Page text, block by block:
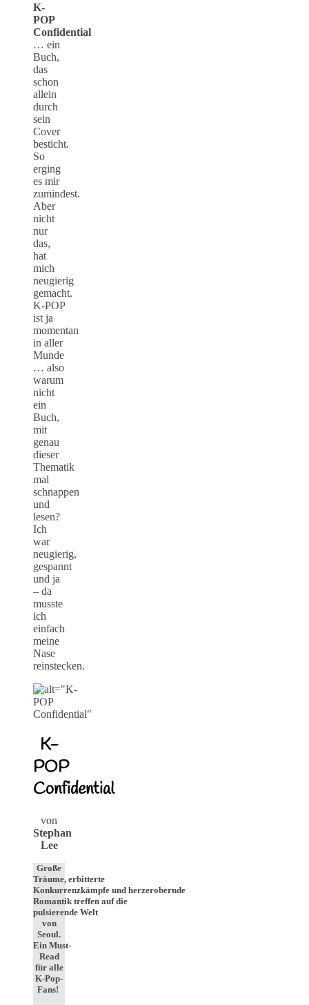
K-
POP
Confidential
… ein
Buch,
das
schon
allein
durch
sein
Cover
besticht.
So
erging
es mir
zumindest.
Aber
nicht
nur
das,
hat
mich
neugierig
gemacht.
K-POP
ist ja
momentan
in aller
Munde
… also
warum
nicht
ein
Buch,
mit
genau
dieser
Thematik
mal
schnappen
und
lesen?
Ich
war
neugierig,
gespannt
und ja
– da
musste
ich
einfach
meine
Nase
reinstecken.
K-
POP
Confidential
von
Stephan
Lee
Große
Träume, erbitterte
Konkurrenzkämpfe und herzerobernde
Romantik treffen auf die
pulsierende Welt
von
Seoul.
Ein Must-
Read
für alle
K-Pop-
Fans!